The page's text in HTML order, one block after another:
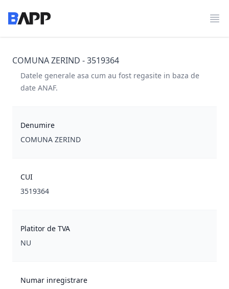
BAPP
COMUNA ZERIND - 3519364
Datele generale asa cum au fost regasite in baza de
date ANAF.
Denumire
COMUNA ZERIND
CUI
3519364
Platitor de TVA
NU
Numar inregistrare